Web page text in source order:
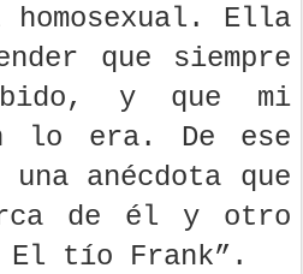
homosexual. Ella
que siempre
y que mi
lo era. De ese
una anécdota que
de él y otro
El tío Frank”.